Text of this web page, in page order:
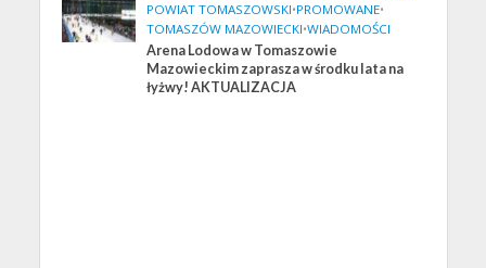
POWIAT TOMASZOWSKI•PROMOWANE•
TOMASZÓW MAZOWIECKI•WIADOMOŚCI
Arena Lodowa w Tomaszowie
Mazowieckim zaprasza w środku lata na
łyżwy! AKTUALIZACJA